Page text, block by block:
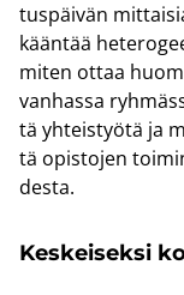
tus­päi­vän
kään­tää
miten ottaa
van­has­sa
tä yh­teis­työ­tä ja
tä opis­to­jen
des­ta.
Kes­kei­sek­si